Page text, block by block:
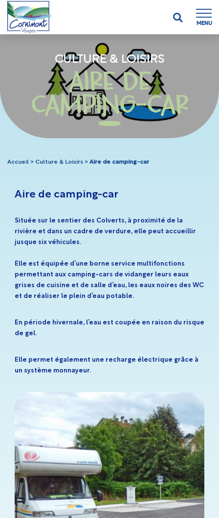
MENU
CULTURE & LOISIRS
AIRE DE
CAMPING-CAR
Accueil > Culture & Loisirs > Aire de camping-car
Aire de camping-car
Située sur le sentier des Colverts, à proximité de la
rivière et dans un cadre de verdure, elle peut accueillir
jusque six véhicules.
Elle est équipée d’une borne service multifonctions
permettant aux camping-cars de vidanger leurs eaux
grises de cuisine et de salle d’eau, les eaux noires des WC
et de réaliser le plein d’eau potable.
En période hivernale, l’eau est coupée en raison du risque
de gel.
Elle permet également une recharge électrique grâce à
un système monnayeur.